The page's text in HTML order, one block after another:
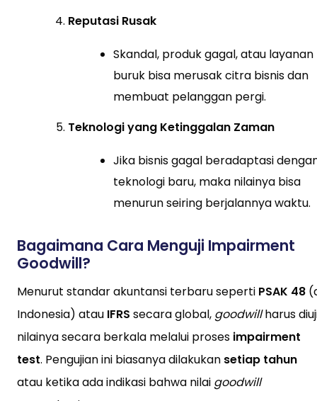
Reputasi Rusak
Skandal, produk gagal, atau layanan
buruk bisa merusak citra bisnis dan
membuat pelanggan pergi.
Teknologi yang Ketinggalan Zaman
Jika bisnis gagal beradaptasi
teknologi baru, maka nilainya bisa
menurun seiring berjalannya waktu.
Bagaimana Cara Menguji Impairment
Goodwill?
Menurut standar akuntansi terbaru seperti PSAK 48
Indonesia) atau IFRS secara global, goodwillharus
nilainya secara berkala melalui proses impairment
test. Pengujian ini biasanya dilakukan setiap tahun
atau ketika ada indikasi bahwa nilai goodwill